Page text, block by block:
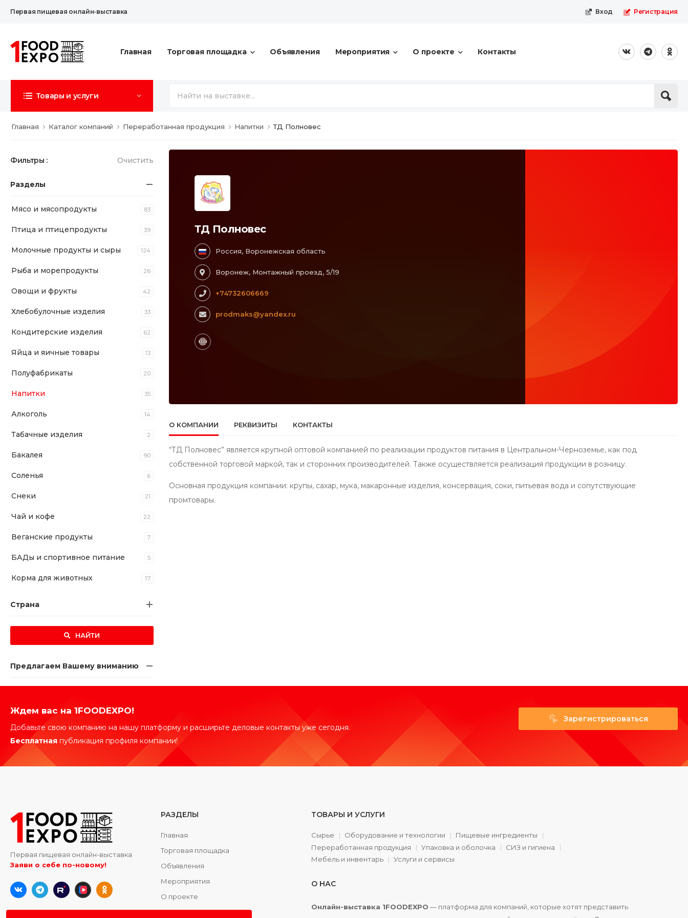
Первая пищевая онлайн-выставка Вход Регистрация
Главная Торговая площадка Объявления Мероприятия О проекте Контакты
Товары и услуги
Главная Каталог компаний Переработанная продукция Напитки ТД Полновес
Фильтры : Очистить
Разделы
Мясо и мясопродукты 83
Птица и птицепродукты 39
Молочные продукты и сыры 124
Рыба и морепродукты 26
Овощи и фрукты 42
Хлебобулочные изделия 33
Кондитерские изделия 62
Яйца и яичные товары 13
Полуфабрикаты 20
Напитки 35
Алкоголь 14
Табачные изделия 2
Бакалея 90
Соленья 6
Снеки 21
Чай и кофе 22
Веганские продукты 7
БАДы и спортивное питание 5
Корма для животных 17
Страна
НАЙТИ
Предлагаем Вашему вниманию
ТД Полновес
Россия, Воронежская область
Воронеж, Монтажный проезд, 5/19
+74732606669
prodmaks@yandex.ru
О КОМПАНИИ РЕКВИЗИТЫ КОНТАКТЫ
“ТД Полновес” является крупной оптовой компанией по реализации продуктов питания в Центральном-Черноземье, как под
собственной торговой маркой, так и сторонних производителей. Также осуществляется реализация продукции в розницу.
Основная продукция компании: крупы, сахар, мука, макаронные изделия, консервация, соки, питьевая вода и сопутствующие
промтовары.
Ждем вас на 1FOODEXPO!
Добавьте свою компанию на нашу платформу и расширьте деловые контакты уже сегодня.
Бесплатная публикация профиля компании!
Зарегистрироваться
Первая пищевая онлайн-выставка
Заяви о себе по-новому!
РАЗДЕЛЫ
Главная
Торговая площадка
Объявления
Мероприятия
О проекте
Контакты
ТОВАРЫ И УСЛУГИ
Сырье Оборудование и технологии
Пищевые ингредиенты
Переработанная продукция
Упаковка и оболочка
СИЗ и гигиена
Мебель и инвентарь
Услуги и сервисы
О НАС
Онлайн-выставка 1FOODEXPO — платформа для компаний, которые хотят представить